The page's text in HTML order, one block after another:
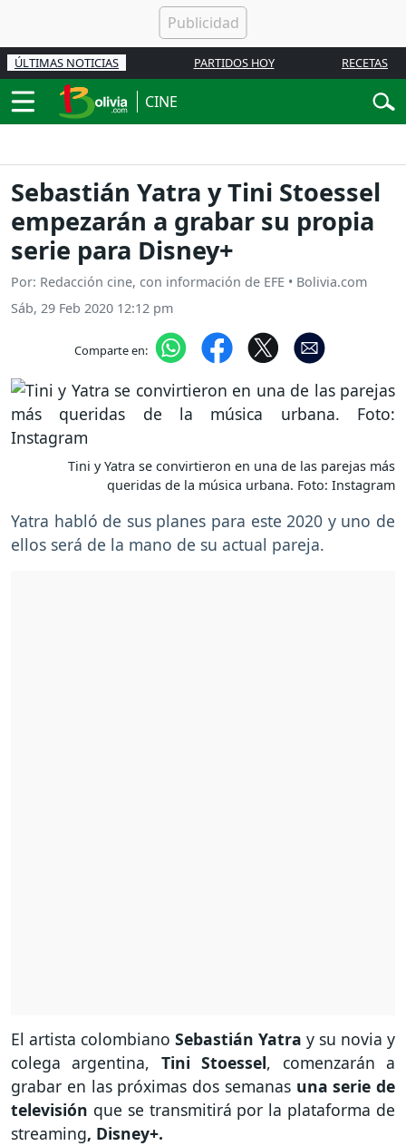
ÚLTIMAS NOTICIAS PARTIDOS HOY RECETAS
CINE
Sebastián Yatra y Tini Stoessel
empezarán a grabar su propia
serie para Disney+
Por: Redacción cine, con información de EFE • Bolivia.com
Sáb, 29 Feb 2020 12:12 pm
Comparte en:
Tini y Yatra se convirtieron en una de las parejas más
queridas de la música urbana. Foto: Instagram
Yatra habló de sus planes para este 2020 y uno de
ellos será de la mano de su actual pareja.
El artista colombiano Sebastián Yatra y su novia y
colega argentina, Tini Stoessel,
comenzarán a
grabar en las próximas dos semanas una serie de
televisión que se transmitirá por la plataforma de
streaming, Disney+.